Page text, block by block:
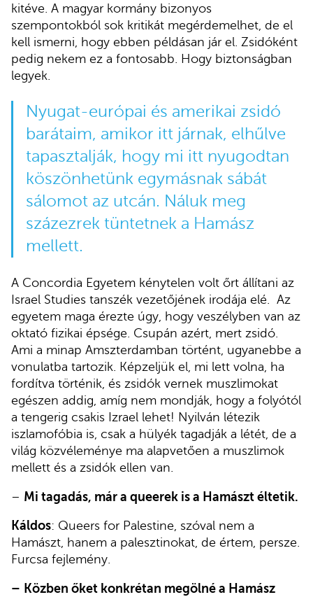
kitéve. A magyar kormány bizonyos
szempontokból sok kritikát megérdemelhet, de el
kell ismerni, hogy ebben példásan jár el. Zsidóként
pedig nekem ez a fontosabb. Hogy biztonságban
legyek.
Nyugat-európai és amerikai zsidó
barátaim, amikor itt járnak, elhűlve
tapasztalják, hogy mi itt nyugodtan
köszönhetünk egymásnak sábát
sálomot az utcán. Náluk meg
százezrek tüntetnek a Hamász
mellett.
A Concordia Egyetem kénytelen volt őrt állítani az
Israel Studies tanszék vezetőjének irodája elé. Az
egyetem maga érezte úgy, hogy veszélyben van az
oktató fizikai épsége. Csupán azért, mert zsidó.
Ami a minap Amszterdamban történt, ugyanebbe a
vonulatba tartozik. Képzeljük el, mi lett volna, ha
fordítva történik, és zsidók vernek muszlimokat
egészen addig, amíg nem mondják, hogy a folyótól
a tengerig csakis Izrael lehet! Nyilván létezik
iszlamofóbia is, csak a hülyék tagadják a létét, de a
világ közvéleménye ma alapvetően a muszlimok
mellett és a zsidók ellen van.
– Mi tagadás, már a queerek is a Hamászt éltetik.
Káldos: Queers for Palestine, szóval nem a
Hamászt, hanem a palesztinokat, de értem, persze.
Furcsa fejlemény.
– Közben őket konkrétan megölné a Hamász